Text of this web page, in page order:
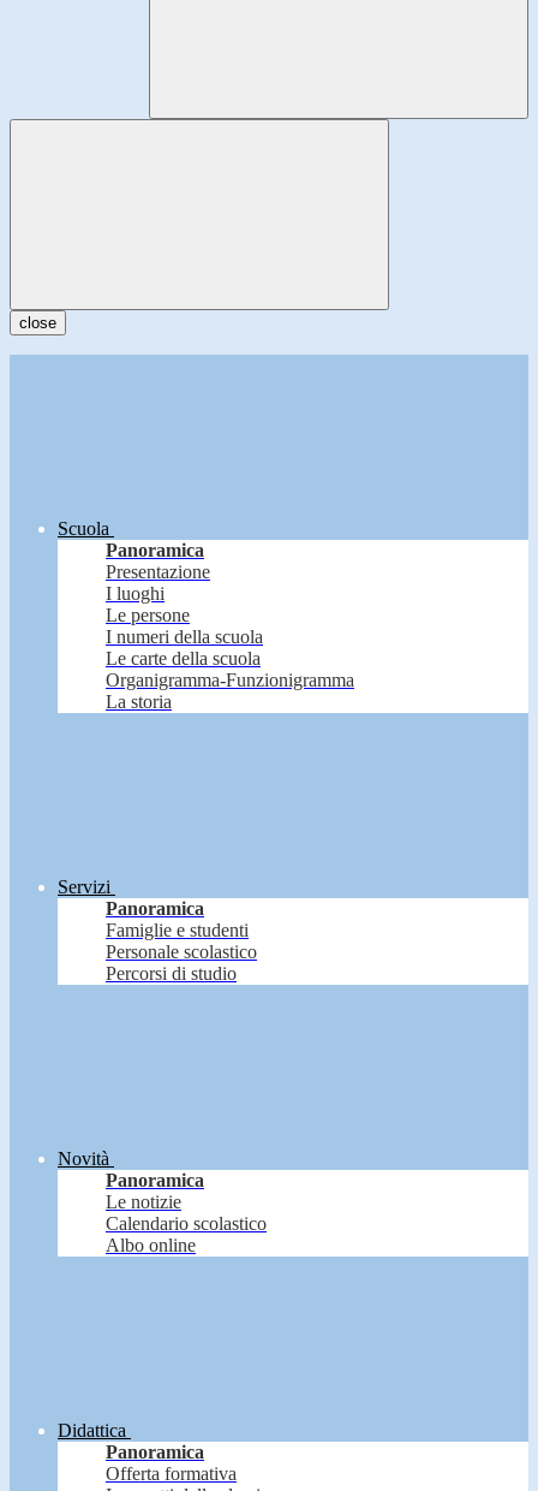
close
Scuola
Panoramica
Presentazione
I luoghi
Le persone
I numeri della scuola
Le carte della scuola
Organigramma-Funzionigramma
La storia
Servizi
Panoramica
Famiglie e studenti
Personale scolastico
Percorsi di studio
Novità
Panoramica
Le notizie
Calendario scolastico
Albo online
Didattica
Panoramica
Offerta formativa